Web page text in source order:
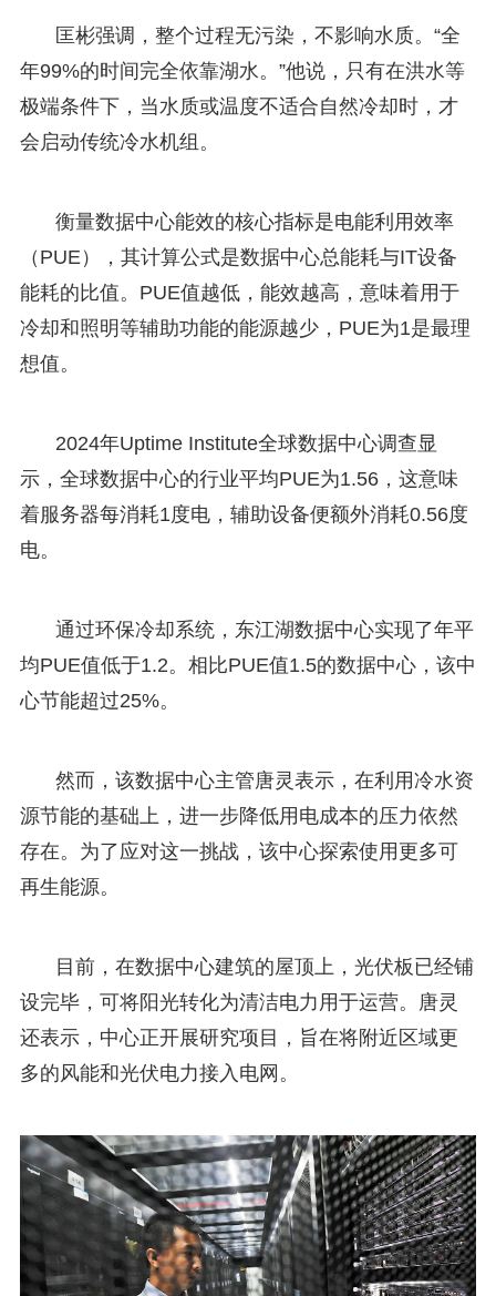
匡彬强调，整个过程无污染，不影响水质。“全
年99%的时间完全依靠湖水。”他说，只有在洪水等
极端条件下，当水质或温度不适合自然冷却时，才
会启动传统冷水机组。
衡量数据中心能效的核心指标是电能利用效率
（PUE），其计算公式是数据中心总能耗与IT设备
能耗的比值。PUE值越低，能效越高，意味着用于
冷却和照明等辅助功能的能源越少，PUE为1是最理
想值。
2024年Uptime Institute全球数据中心调查显
示，全球数据中心的行业平均PUE为1.56，这意味
着服务器每消耗1度电，辅助设备便额外消耗0.56度
电。
通过环保冷却系统，东江湖数据中心实现了年平
均PUE值低于1.2。相比PUE值1.5的数据中心，该中
心节能超过25%。
然而，该数据中心主管唐灵表示，在利用冷水资
源节能的基础上，进一步降低用电成本的压力依然
存在。为了应对这一挑战，该中心探索使用更多可
再生能源。
目前，在数据中心建筑的屋顶上，光伏板已经铺
设完毕，可将阳光转化为清洁电力用于运营。唐灵
还表示，中心正开展研究项目，旨在将附近区域更
多的风能和光伏电力接入电网。